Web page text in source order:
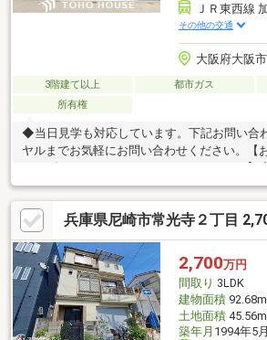
ＪＲ東西線
その他の交通
大阪府大阪
3階建て以上 都市ガス
所有権
◆当日見学も対応しています。下記お問い合
ヤルまでお気軽にお問い合わせください。【
際は、ご自宅まで車での送迎も行っておりま
坂の家さがし】（1）お客様一人ひとりに専
サポートする支援制度（2）未来カレンダーに
シミュレーション（詳しくはお問合せくださ
行のご紹介／最低水準の金利+手厚い団信保険
（4）物件ごとの災害レポート配布（5）火災
引サポート（団体割引等）
兵庫県尼崎市常光寺２丁目
2,700万円
間取り 3LDK
建物面積92.68m
土地面積45.56m
築年月 1994年5